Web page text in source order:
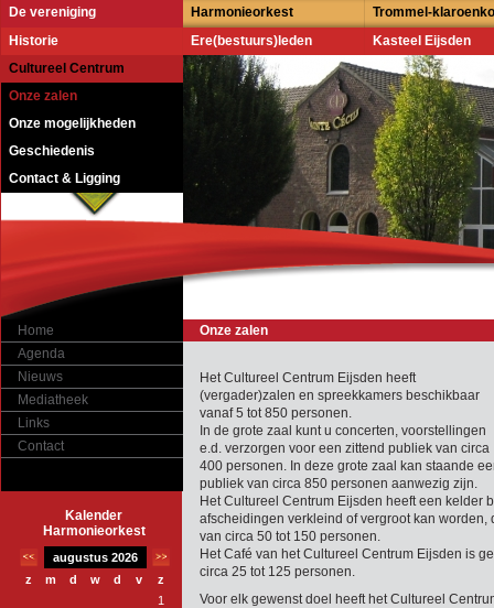
De vereniging Harmonieorkest
Trommel-
Historie
Ere(bestuurs)leden
Kasteel Eijsden
Cultureel Centrum
Onze zalen
Onze mogelijkheden
Geschiedenis
Contact & Ligging
Home
Agenda
Nieuws
Mediatheek
Links
Contact
Kalender
Harmonieorkest
augustus 2026
z
m d w d v
z
1
Onze zalen
Het Cultureel Centrum Eijsden heeft
(vergader)zalen en spreekkamers beschikbaar
vanaf 5 tot 850 personen.
In de grote zaal kunt u concerten, voorstellingen
e.d. verzorgen voor een zittend publiek van circa
400 personen. In deze grote zaal kan staande
publiek van circa 850 personen aanwezig zijn.
Het Cultureel Centrum Eijsden heeft een kelder
afscheidingen verkleind of vergroot kan worden,
van circa 50 tot 150 personen.
Het Café van het Cultureel Centrum Eijsden is
circa 25 tot 125 personen.
Voor elk gewenst doel heeft het Cultureel